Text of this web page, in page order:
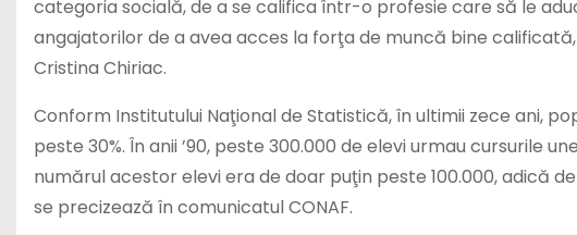
categoria socială, de a se califica într-o profesie care să le
angajatorilor de a avea acces la forţa de muncă bine
Cristina Chiriac.
Conform Institutului Naţional de Statistică, în ultimii zece ani,
peste 30%. În anii ’90, peste 300.000 de elevi urmau cursurile
numărul acestor elevi era de doar puţin peste 100.000, adică
se precizează în comunicatul CONAF.